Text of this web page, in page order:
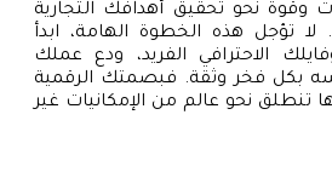
وقوة نحو تحقيق أهدافك التجارية
تؤجل هذه الخطوة الهامة، ابدأ
الاحترافي الفريد، ودع عملك
بكل فخر وثقة. فبصمتك الرقمية
تنطلق نحو عالم من الإمكانيات غير